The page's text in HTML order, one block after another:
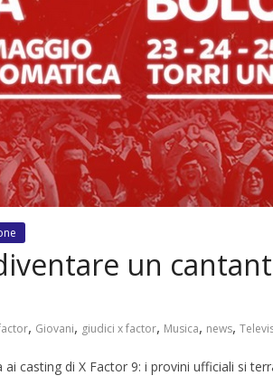
un
, Giovani, giudici x factor, Musica, news,
casting di X Factor 9: i provini ufficiali si